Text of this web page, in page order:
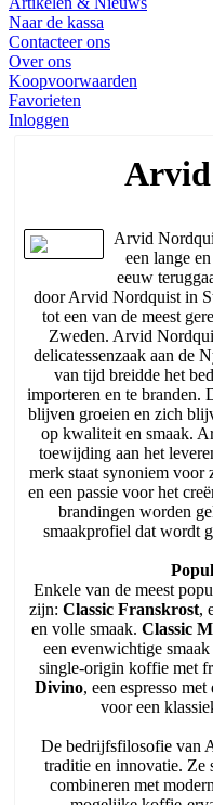
Naar de kassa
Contacteer ons
Over ons
Koopvoorwaarden
Favorieten
Inloggen
Arvid
een lange
eeuw
door Arvid Nordquist in
tot een van de meest
Zweden. Arvid
delicatessenzaak aan de
van tijd breidde het
importeren en te branden.
blijven groeien en zich
op kwaliteit en smaak.
toewijding aan het
merk staat synoniem voor
en een passie voor het
brandingen worden
smaakprofiel dat wordt
Enkele van de meest
zijn: Classic Franskrost,
en volle smaak. Classic
een evenwichtige smaak
single-origin koffie met
Divino, een espresso
voor een
De bedrijfsfilosofie van
traditie en innovatie. Ze
combineren met